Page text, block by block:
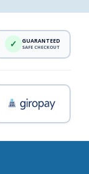
✓ GUARANTEED
SAFE CHECKOUT